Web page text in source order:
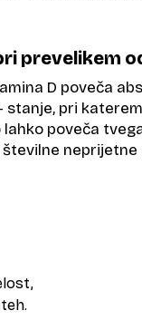
prevelikem
D poveča
stanje, pri
lahko poveča
neprijetne